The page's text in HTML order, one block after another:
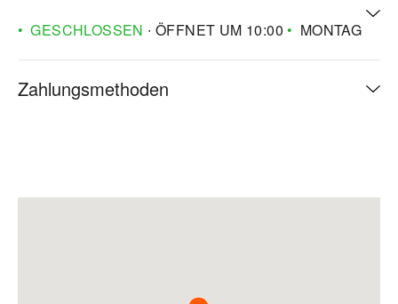
GESCHLOSSEN ∙ ÖFFNET UM 10:00 MONTAG
Zahlungsmethoden